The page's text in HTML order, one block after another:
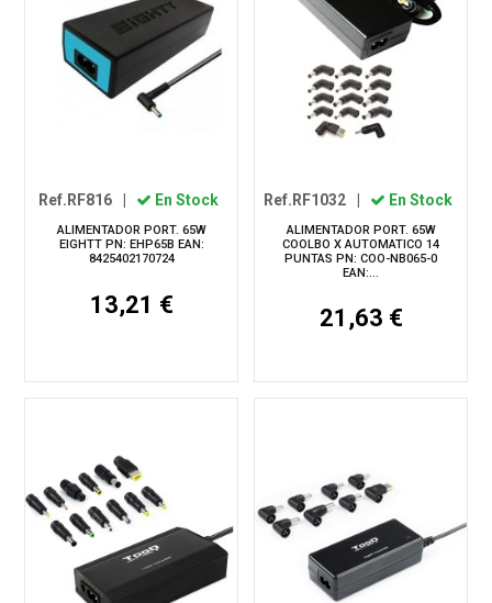
Ref.RF816 En Stock
ALIMENTADOR PORT. 65W
EIGHTT PN: EHP65B EAN:
8425402170724
13,21 €
Ref.RF1032 En Stock
ALIMENTADOR PORT. 65W
COOLBO X AUTOMATICO 14
PUNTAS PN: COO-NB065-0
EAN:...
21,63 €